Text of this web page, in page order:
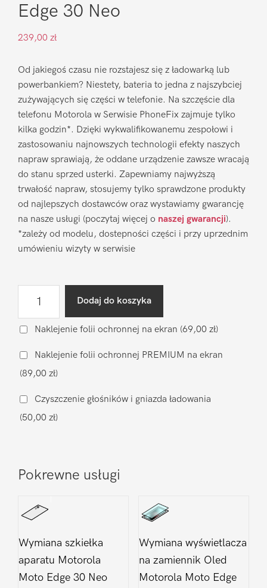
Edge 30 Neo
239,00 zł
Od jakiegoś czasu nie rozstajesz się z ładowarką lub
powerbankiem? Niestety, bateria to jedna z najszybciej
zużywających się części w telefonie. Na szczęście dla
telefonu Motorola w Serwisie PhoneFix zajmuje tylko
kilka godzin*. Dzięki wykwalifikowanemu zespołowi i
zastosowaniu najnowszych technologii efekty naszych
napraw sprawiają, że oddane urządzenie zawsze wracają
do stanu sprzed usterki. Zapewniamy najwyższą
trwałość napraw, stosujemy tylko sprawdzone produkty
od najlepszych dostawców oraz wystawiamy gwarancję
na nasze usługi (poczytaj więcej o naszej gwarancji).
*zależy od modelu, dostepności części i przy uprzednim
umówieniu wizyty w serwisie
baterii
oryginalną
Motorola
Moto
Edge
Dodaj do koszyka
Naklejenie folii ochronnej na ekran (69,00 zł)
Naklejenie folii ochronnej PREMIUM na ekran
(89,00 zł)
Czyszczenie głośników i gniazda ładowania
(50,00 zł)
Pokrewne usługi
Wymiana szkiełka
aparatu Motorola
Moto Edge 30 Neo
Wymiana wyświetlacza
na zamiennik Oled
Motorola Moto Edge